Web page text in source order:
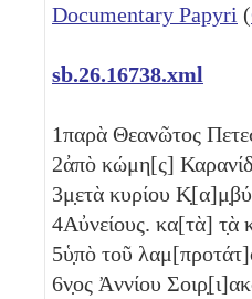
Documentary Papyri (
sb.26.16738.xml
1παρὰ Θεανῶτος
2ἀπὸ κώμη[ς]
3μ̣ετὰ κυρίου
4Αὐνείους. κα[τὰ]
5ὑ̣πὸ τοῦ
6ν̣ος Ἀννίου